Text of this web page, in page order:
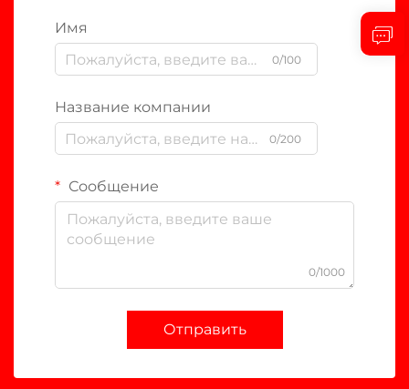
Имя
0/100
Название компании
0/200
Сообщение
0/1000
Отправить